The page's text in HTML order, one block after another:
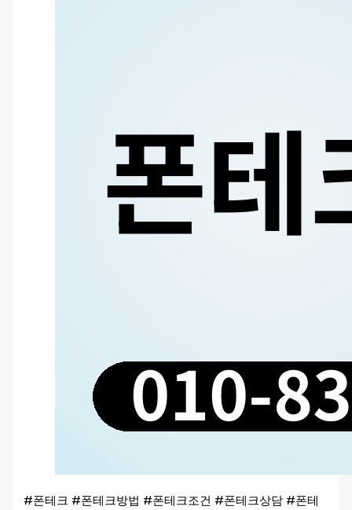
#폰테크 #폰테크방법 #폰테크조건 #폰테크상담 #폰테